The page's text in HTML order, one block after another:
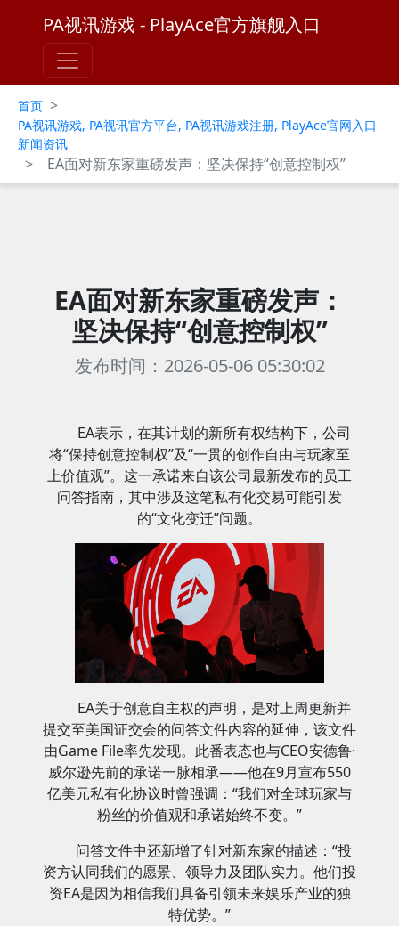
PA视讯游戏 - PlayAce官方旗舰入口
首页 >
PA视讯游戏, PA视讯官方平台, PA视讯游戏注册, PlayAce官网入口
新闻资讯
> EA面对新东家重磅发声：坚决保持“创意控制权”
EA面对新东家重磅发声：
坚决保持“创意控制权”
发布时间：2026-05-06 05:30:02
EA表示，在其计划的新所有权结构下，公司
将“保持创意控制权”及“一贯的创作自由与玩家至
上价值观”。这一承诺来自该公司最新发布的员工
问答指南，其中涉及这笔私有化交易可能引发
的“文化变迁”问题。
EA关于创意自主权的声明，是对上周更新并
提交至美国证交会的问答文件内容的延伸，该文件
由Game File率先发现。此番表态也与CEO安德鲁·
威尔逊先前的承诺一脉相承——他在9月宣布550
亿美元私有化协议时曾强调：“我们对全球玩家与
粉丝的价值观和承诺始终不变。”
问答文件中还新增了针对新东家的描述：“投
资方认同我们的愿景、领导力及团队实力。他们投
资EA是因为相信我们具备引领未来娱乐产业的独
特优势。”